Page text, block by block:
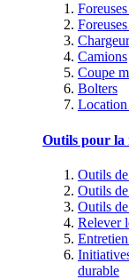
Camions
Coupe
Bolters
Location
Outils pour la
Outils
Outils
Outils
Relever
durable